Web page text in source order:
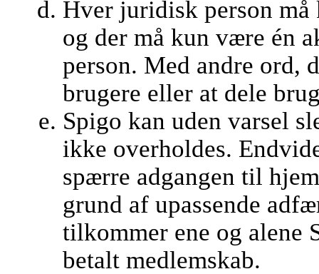
Hver juridisk person må
og der må kun være én
person. Med andre ord,
brugere eller at dele
Spigo kan uden varsel
ikke overholdes.
spærre adgangen til
grund af upassende
tilkommer ene og alene
betalt medlemskab.